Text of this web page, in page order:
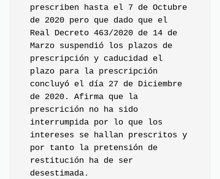
prescriben hasta el 7 de Octubre
de 2020 pero que dado que el
Real Decreto 463/2020 de 14 de
Marzo suspendió los plazos de
prescripción y caducidad el
plazo para la prescripción
concluyó el día 27 de Diciembre
de 2020. Afirma que la
prescrición no ha sido
interrumpida por lo que los
intereses se hallan prescritos y
por tanto la pretensión de
restitución ha de ser
desestimada.